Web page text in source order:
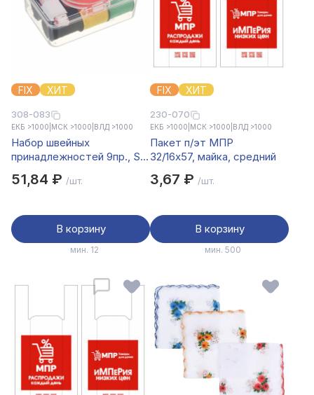
FIX ХИТ
308-083
ЕКБ >1000 МСК >1000 ВЛД >1000
Набор швейных
принадлежностей 9пр., S-
51,84 ₽ /шт.
В корзину
мин. 12
FIX ХИТ
230-070
ЕКБ >1000 МСК >1000 ВЛД >1000
Пакет п/эт МПР
32/16х57, майка, средний
3,67 ₽ /шт.
В корзину
мин. 500